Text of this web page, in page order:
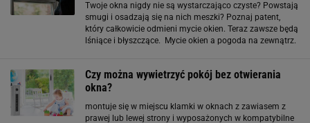
Twoje okna nigdy nie są wystarczająco czyste? Powstają
smugi i osadzają się na nich meszki? Poznaj patent,
który całkowicie odmieni mycie okien. Teraz zawsze będą
lśniące i błyszczące. Mycie okien a pogoda na zewnątrz.
Czy można wywietrzyć pokój bez otwierania
okna?
montuje się w miejscu klamki w oknach z zawiasem z
prawej lub lewej strony i wyposażonych w kompatybilne